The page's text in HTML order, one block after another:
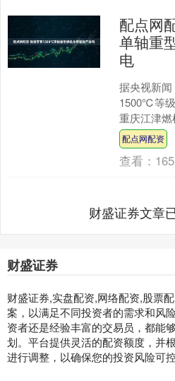
配点网
单轴重
电
据央视新
1500℃等
重庆江津
国内“F”级
举报 相关阅
配点网配资
查看： 165
财盛证券文章
财盛证券
财盛证券,实盘配资,网络配资,股票
案，以满足不同投资者的需求和风
资者还是经验丰富的交易员，都能
划。平台提供灵活的配资额度，并
进行调整，以确保您的投资风险可控